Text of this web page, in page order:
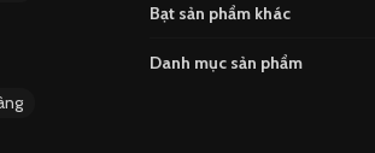
Bạt sản phẩm khác
Danh mục sản phẩm